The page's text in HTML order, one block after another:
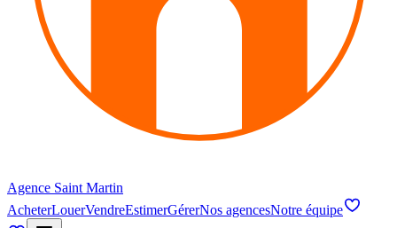
Agence Saint Martin
AcheterLouerVendreEstimerGérerNos agencesNotre équipe